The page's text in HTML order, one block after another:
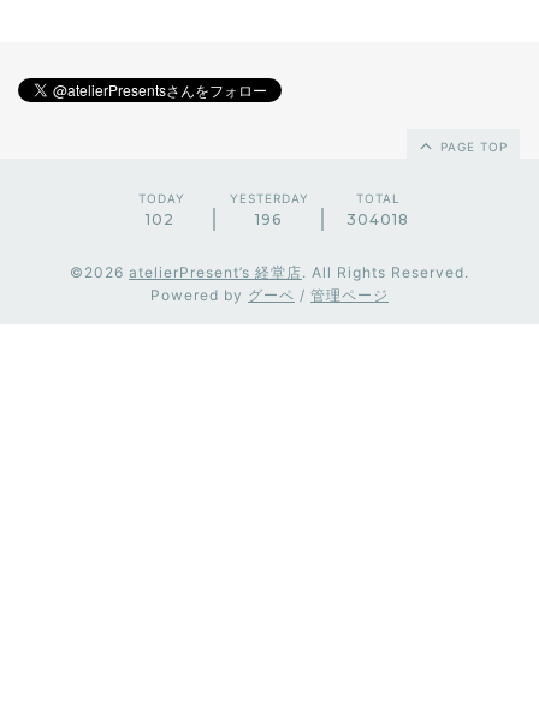
PAGE TOP
TODAY
102
YESTERDAY
196
TOTAL
304018
©2026 atelierPresent’s 経堂店. All Rights Reserved.
Powered by グーペ / 管理ページ